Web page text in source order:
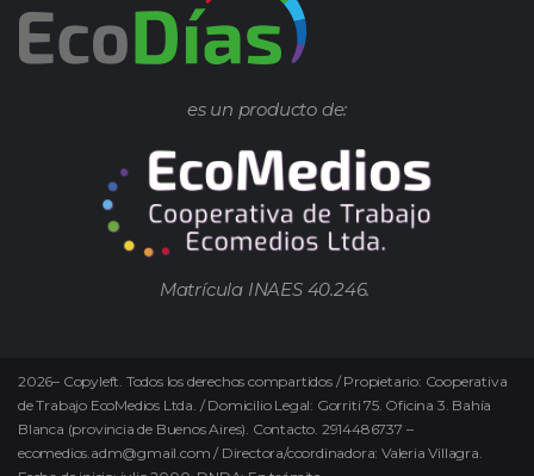
es un producto de:
Matrícula INAES 40.246.
2026– Copyleft. Todos los derechos compartidos / Propietario: Cooperativa
de Trabajo EcoMedios Ltda. / Domicilio Legal: Gorriti 75. Oficina 3. Bahía
Blanca (provincia de Buenos Aires). Contacto. 2914486737 –
ecomedios.adm@gmail.com / Directora/coordinadora: Valeria Villagra.